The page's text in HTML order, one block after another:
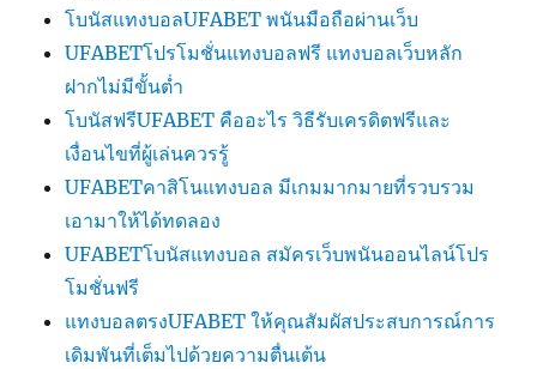
โบนัสแทงบอลUFABET พนันมือถือผ่านเว็บ
UFABETโปรโมชั่นแทงบอลฟรี แทงบอลเว็บหลัก
ฝากไม่มีขั้นต่ำ
โบนัสฟรีUFABET คืออะไร วิธีรับเครดิตฟรีและ
เงื่อนไขที่ผู้เล่นควรรู้
UFABETคาสิโนแทงบอล มีเกมมากมายที่รวบรวม
เอามาให้ได้ทดลอง
UFABETโบนัสแทงบอล สมัครเว็บพนันออนไลน์โปร
โมชั่นฟรี
แทงบอลตรงUFABET ให้คุณสัมผัสประสบการณ์การ
เดิมพันที่เต็มไปด้วยความตื่นเต้น